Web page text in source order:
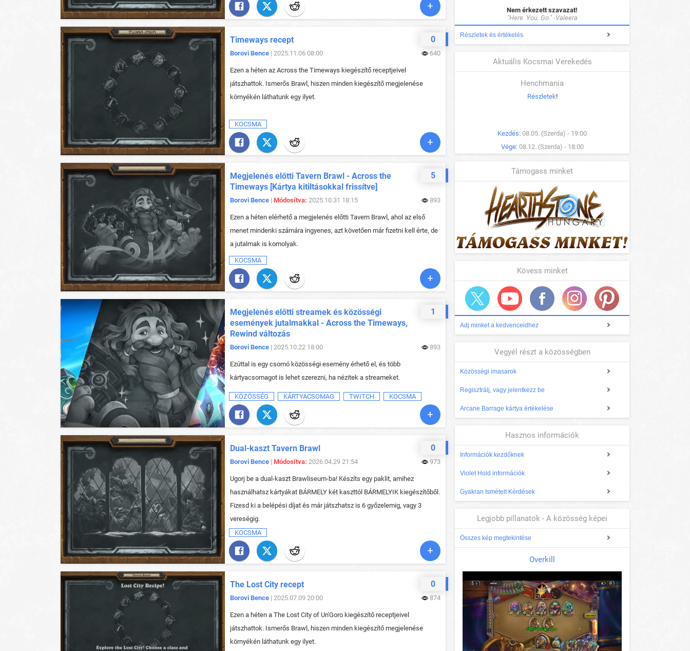
0
Timeways recept
Borovi Bence | 2025.11.06 08:00 640
Ezen a héten az Across the Timeways kiegészítő receptjeivel
játszhattok. Ismerős Brawl, hiszen minden kiegészítő megjelenése
környékén láthatunk egy ilyet.
KOCSMA
5
Megjelenés előtti Tavern Brawl - Across the
Timeways [Kártya kitiltásokkal frissítve]
Borovi Bence | Módosítva: 2025.10.31 18:15 893
Ezen a héten elérhető a megjelenés előtti Tavern Brawl, ahol az első
menet mindenki számára ingyenes, azt követően már fizetni kell érte, de
a jutalmak is komolyak.
KOCSMA
1
Megjelenés előtti streamek és közösségi
események jutalmakkal - Across the Timeways,
Rewind változás
Borovi Bence | 2025.10.22 18:00 893
Ezúttal is egy csomó közösségi esemény érhető el, és több
kártyacsomagot is lehet szerezni, ha nézitek a streameket.
KÖZÖSSÉG KÁRTYACSOMAG TWITCH KOCSMA
0
Dual-kaszt Tavern Brawl
Borovi Bence | Módosítva: 2026.04.29 21:54 973
Ugorj be a dual-kaszt Brawliseum-ba! Készíts egy paklit, amihez
használhatsz kártyákat BÁRMELY két kaszttól BÁRMELYIK kiegészítőből.
Fizesd ki a belépési díjat és már játszhatsz is 6 győzelemig, vagy 3
vereségig.
KOCSMA
0
The Lost City recept
Borovi Bence | 2025.07.09 20:00 874
Ezen a héten a The Lost City of Un'Goro kiegészítő receptjeivel
játszhattok. Ismerős Brawl, hiszen minden kiegészítő megjelenése
környékén láthatunk egy ilyet.
Nem érkezett szavazat!
"Here. You. Go." -Valeera
Részletek és értékelés
Aktuális Kocsmai Verekedés
Henchmania
Részletek!
Kezdés: 08.05. (Szerda) - 19:00
Vége: 08.12. (Szerda) - 18:00
Támogass minket
Kövess minket
Adj minket a kedvenceidhez
Vegyél részt a közösségben
Közösségi imasarok
Regisztrálj, vagy jelentkezz be
Arcane Barrage kártya értékelése
Hasznos információk
Információk kezdőknek
Violet Hold információk
Gyakran Ismételt Kérdések
Legjobb pillanatok - A közösség képei
Összes kép megtekintése
Overkill